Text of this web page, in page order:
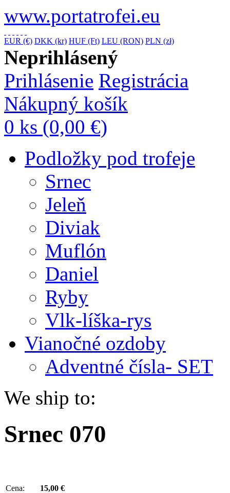
www.portatrofei.eu
EUR (€) DKK (kr) HUF (Ft) LEU (RON) PLN (zł)
Neprihlásený
Prihlásenie Registrácia
Nákupný košík
0 ks (0,00 €)
Podložky pod trofeje
Srnec
Jeleň
Diviak
Muflón
Daniel
Ryby
Vlk-líška-rys
Vianočné ozdoby
Adventné čísla- SET
We ship to:
Srnec 070
Cena:
15,00 €